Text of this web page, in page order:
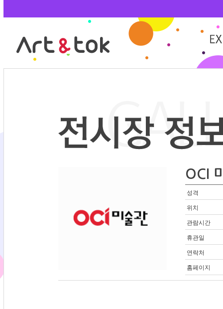
OCI
성격
위치
관람시간
휴관일
연락처
홈페이지